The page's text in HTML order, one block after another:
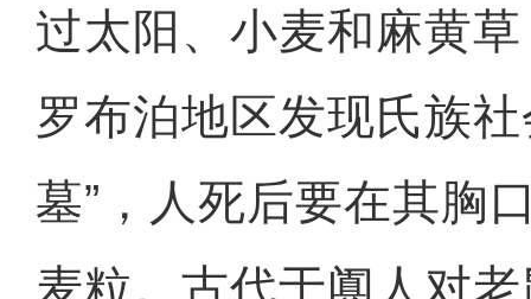
过太阳、小麦和麻黄
罗布泊地区发现氏族
墓”，人死后要在其胸
麦粒。古代于阗人对